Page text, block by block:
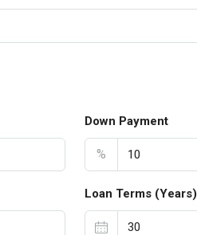
Down Payment
%
Loan Terms (Years)